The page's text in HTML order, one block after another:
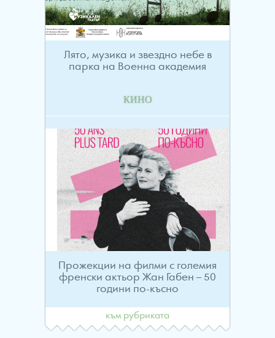
Лято, музика и звездно небе в
парка на Военна академия
КИНО
Прожекции на филми с големия
френски актьор Жан Габен – 50
години по-късно
към рубриката